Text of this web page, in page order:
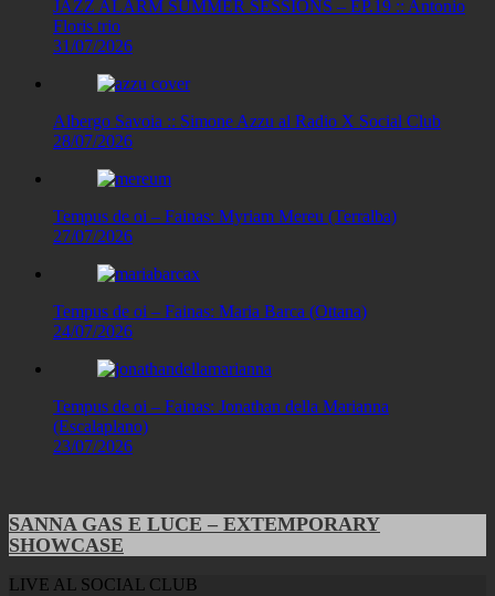
JAZZ ALARM SUMMER SESSIONS – EP.19 :: Antonio
Floris trio
31/07/2026
Albergo Savoia :: Simone Azzu al Radio X Social Club
28/07/2026
Tempus de oi – Fainas: Myriam Mereu (Terralba)
27/07/2026
Tempus de oi – Fainas: Maria Barca (Ottana)
24/07/2026
Tempus de oi – Fainas: Jonathan della Marianna
(Escalaplano)
23/07/2026
SANNA GAS E LUCE – EXTEMPORARY
SHOWCASE
LIVE AL SOCIAL CLUB